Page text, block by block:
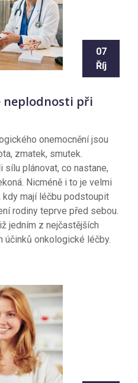
07
Říj
neplodnosti při
onemocnění jsou
zmatek, smutek.
plánovat, co nastane,
Nicméně i to je velmi
mají léčbu podstoupit
rodiny teprve před sebou.
jedním z nejčastějších
účinků onkologické léčby.